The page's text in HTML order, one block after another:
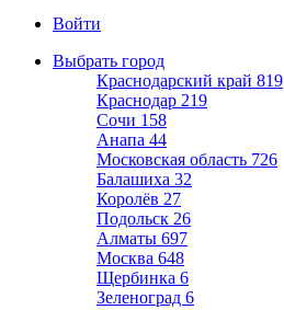
Войти
Выбрать город
Краснодарский край 819
Краснодар 219
Сочи 158
Анапа 44
Московская область 726
Балашиха 32
Королёв 27
Подольск 26
Алматы 697
Москва 648
Щербинка 6
Зеленоград 6